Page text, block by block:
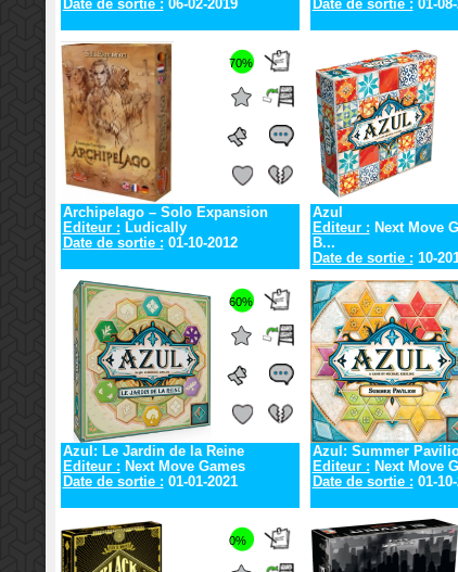
Date de sortie : 06-02-2019
Date de sortie : 01-
70%
Archipelago – Solo Expansion
Editeur : Ludically
Date de sortie : 01-10-2012
Azul
Editeur : Next Move
B...
Date de sortie : 10-
60%
Azul: Le Jardin de la Reine
Editeur : Next Move Games
Date de sortie : 01-01-2021
Azul: Summer
Editeur : Next Move
Date de sortie : 01-
0%